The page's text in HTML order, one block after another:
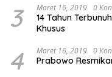
3 Maret 16, 2019 0
14 Tahun
Khusus
4 Maret 16, 2019 0
Prabowo